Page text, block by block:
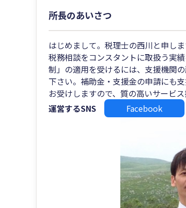
所長のあいさつ
はじめまして。税理士の西川と申し
税務相談をコンスタントに取扱う実
制」の適用を受けるには、支援機関
下さい。補助金・支援金の申請にも
お受けしますので、質の高いサービス
運営するSNS
Facebook